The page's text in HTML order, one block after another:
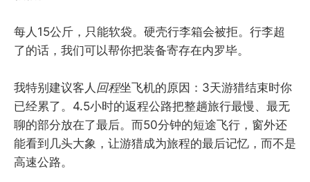
每人15公斤，只能软袋。硬壳行李箱会被拒。行李超
了的话，我们可以帮你把装备寄存在内罗毕。
我特别建议客人 回程坐飞机的原因：3天游猎结束时你
已经累了。4.5小时的返程公路把整趟旅行最慢、最无
聊的部分放在了最后。而50分钟的短途飞行，窗外还
能看到几头大象，让游猎成为旅程的最后记忆，而不是
高速公路。